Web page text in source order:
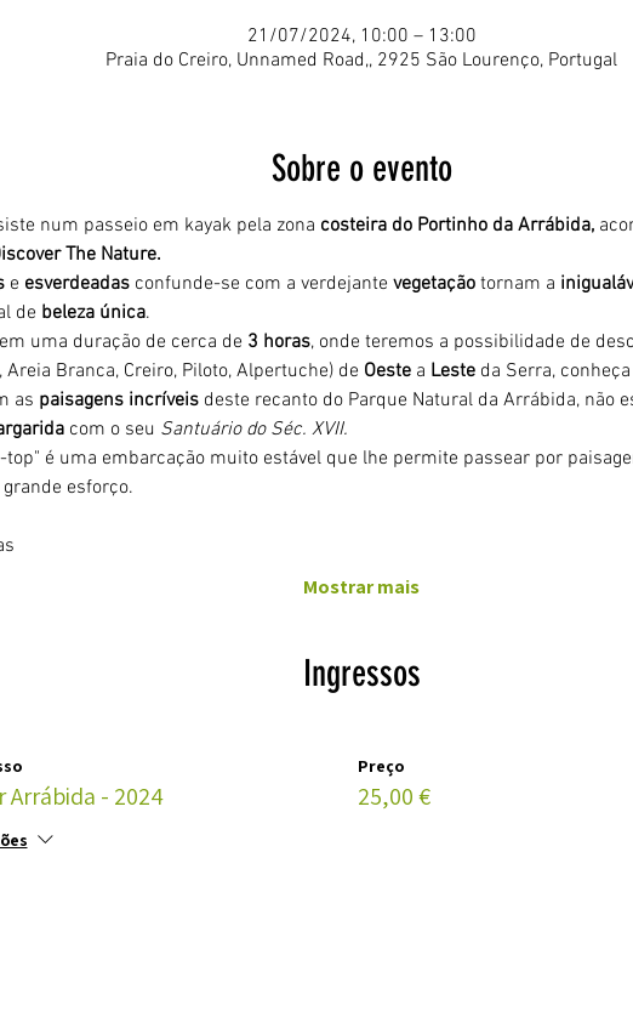
21/07/2024, 10:00 – 13:00
Praia do Creiro, Unnamed Road,, 2925 São Lourenço, Portugal
Sobre o evento
num passeio em kayak pela zona costeira do Portinho da Arrábida,
The Nature.
e esverdeadas confunde-se com a verdejante vegetação tornam a
de beleza única.
uma duração de cerca de 3 horas, onde teremos a possibilidade de
Areia Branca, Creiro, Piloto, Alpertuche) de Oeste a Leste da Serra,
as paisagens incríveis deste recanto do Parque Natural da Arrábida, não
com o seu Santuário do Séc. XVII.
top" é uma embarcação muito estável que lhe permite passear por
esforço.
Mostrar mais
Ingressos
Arrábida - 2024
Preço
25,00 €